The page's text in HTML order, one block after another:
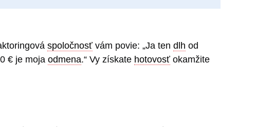
spoločnosť vám povie: „Ja ten dlh od
€ je moja odmena.“ Vy získate hotovosť okamžite